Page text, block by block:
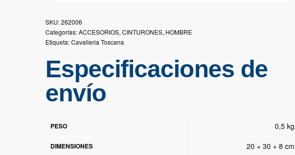
262006
Categorías:ACCESORIOS, CINTURONES, HOMBRE
Etiqueta:Cavalleria Toscana
Especificaciones de
envío
PESO 0,5 kg
DIMENSIONES 20 × 30 × 8 cm